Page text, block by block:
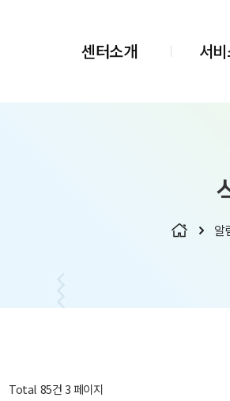
센터소개 서
알
Total 85건3 페이지